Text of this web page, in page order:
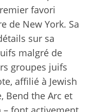
favori
de New York. Sa
sur sa
malgré de
groupes juifs
affilié à Jewish
Bend the Arc et